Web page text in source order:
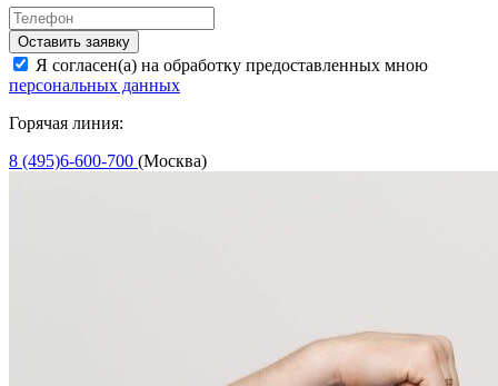
Оставить заявку
Я согласен(а) на обработку предоставленных мною
персональных данных
Горячая линия:
8 (495)6-600-700 (Москва)